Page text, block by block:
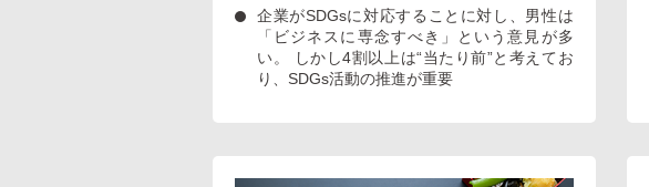
企業がSDGsに対応することに対し、男性は
「ビジネスに専念すべき」という意見が多
い。 しかし4割以上は“当たり前”と考えてお
り、SDGs活動の推進が重要